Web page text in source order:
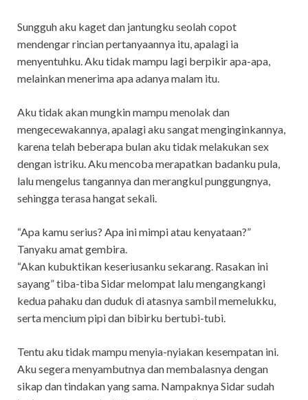
Sungguh aku kaget dan jantungku seolah copot
mendengar rincian pertanyaannya itu, apalagi ia
menyentuhku. Aku tidak mampu lagi berpikir apa-apa,
melainkan menerima apa adanya malam itu.
Aku tidak akan mungkin mampu menolak dan
mengecewakannya, apalagi aku sangat menginginkannya,
karena telah beberapa bulan aku tidak melakukan sex
dengan istriku. Aku mencoba merapatkan badanku pula,
lalu mengelus tangannya dan merangkul punggungnya,
sehingga terasa hangat sekali.
“Apa kamu serius? Apa ini mimpi atau kenyataan?”
Tanyaku amat gembira.
“Akan kubuktikan keseriusanku sekarang. Rasakan ini
sayang” tiba-tiba Sidar melompat lalu mengangkangi
kedua pahaku dan duduk di atasnya sambil memelukku,
serta mencium pipi dan bibirku bertubi-tubi.
Tentu aku tidak mampu menyia-nyiakan kesempatan ini.
Aku segera menyambutnya dan membalasnya dengan
sikap dan tindakan yang sama. Nampaknya Sidar sudah